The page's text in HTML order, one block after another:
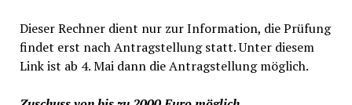
Dieser Rechner dient nur zur Information, die Prüfung
findet erst nach Antragstellung statt. Unter diesem
Link ist ab 4. Mai dann die Antragstellung möglich.